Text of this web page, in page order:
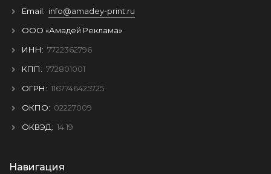
Email: info@amadey-print.ru
ООО «Амадей Реклама»
ИНН: 7722362796
КПП: 772801001
ОГРН: 1167746425725
ОКПО: 02227009
ОКВЭД: 14.19
Навигация